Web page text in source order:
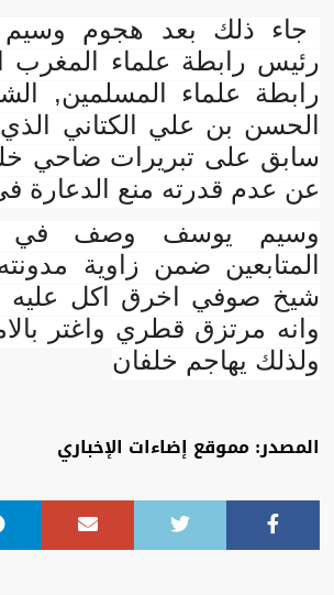
جاء ذلك بعد هجوم
رئيس رابطة علماء المغرب
رابطة علماء المسلمين,
الحسن بن علي الكتاني
سابق على تبريرات ضاحي
عن عدم قدرته منع الدعارة
وسيم يوسف وصف في
المتابعين ضمن زاوية
شيخ صوفي اخرق اكل عليه
وانه مرتزق قطري واغتر
ولذلك يهاجم خلفان
المصدر: مموقع إضاءات الإخباري